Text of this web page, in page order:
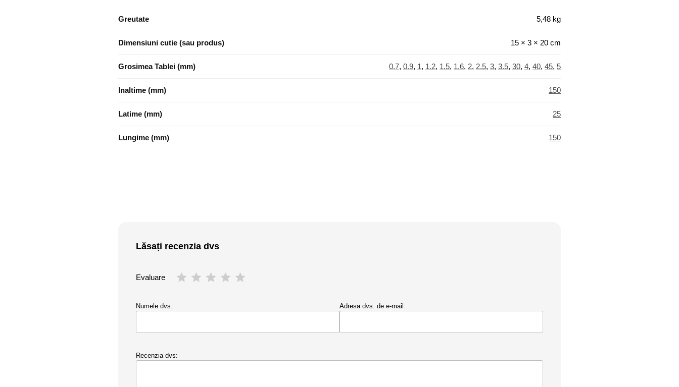
Greutate 5,48 kg
Dimensiuni cutie (sau produs) 15 × 3 × 20 cm
Grosimea Tablei (mm) 0.7, 0.9, 1, 1.2, 1.5, 1.6, 2, 2.5, 3, 3.5, 30, 4, 40, 45, 5
Inaltime (mm) 150
Latime (mm) 25
Lungime (mm) 150
Lăsați recenzia dvs
Evaluare
Numele dvs: Adresa dvs. de e-mail:
Recenzia dvs: